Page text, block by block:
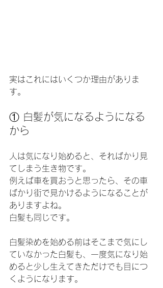
実はこれにはいくつか理由がありま
す。
① 白髪が気になるようになる
から
人は気になり始めると、そればかり見
てしまう生き物です。
例えば車を買おうと思ったら、その車
ばかり街で見かけるようになることが
ありますよね。
白髪も同じです。
白髪染めを始める前はそこまで気にし
ていなかった白髪も、一度気になり始
めると少し生えてきただけでも目につ
くようになります。